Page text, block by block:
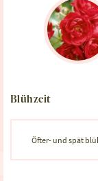
Blühzeit
Öfter- und spät